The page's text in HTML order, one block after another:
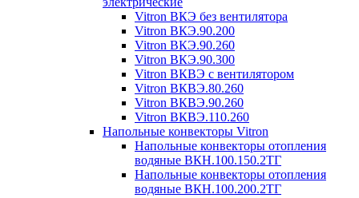
Vitron ВКЭ без вентилятора
Vitron ВКЭ.90.200
Vitron ВКЭ.90.260
Vitron ВКЭ.90.300
Vitron ВКВЭ с вентилятором
Vitron ВКВЭ.80.260
Vitron ВКВЭ.90.260
Vitron ВКВЭ.110.260
Напольные конвекторы Vitron
Напольные конвекторы отопления
водяные ВКН.100.150.2ТГ
Напольные конвекторы отопления
водяные ВКН.100.200.2ТГ